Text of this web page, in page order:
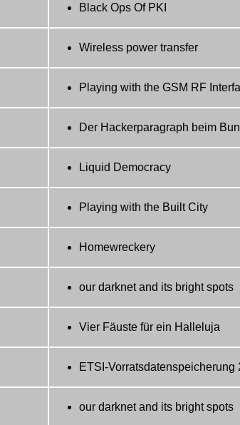
Black Ops Of PKI
Wireless power transfer
Playing with the GSM RF
Der Hackerparagraph beim
Liquid Democracy
Playing with the Built City
Homewreckery
our darknet and its bright spots
Vier Fäuste für ein Halleluja
ETSI-Vorratsdatenspeicherung
our darknet and its bright spots